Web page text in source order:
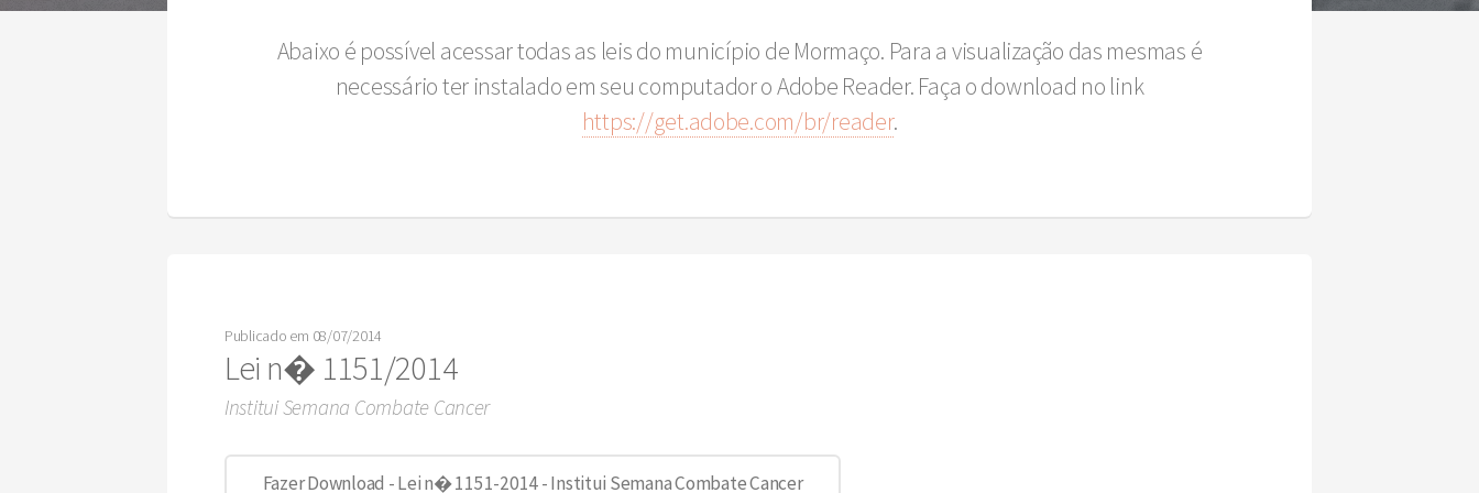
Abaixo é possível acessar todas as leis do município de Mormaço. Para a visualização das mesmas é
necessário ter instalado em seu computador o Adobe Reader. Faça o download no link
https://get.adobe.com/br/reader.
Publicado em 08/07/2014
Lei n� 1151/2014
Institui Semana Combate Cancer
Fazer Download - Lei n� 1151-2014 - Institui Semana Combate Cancer